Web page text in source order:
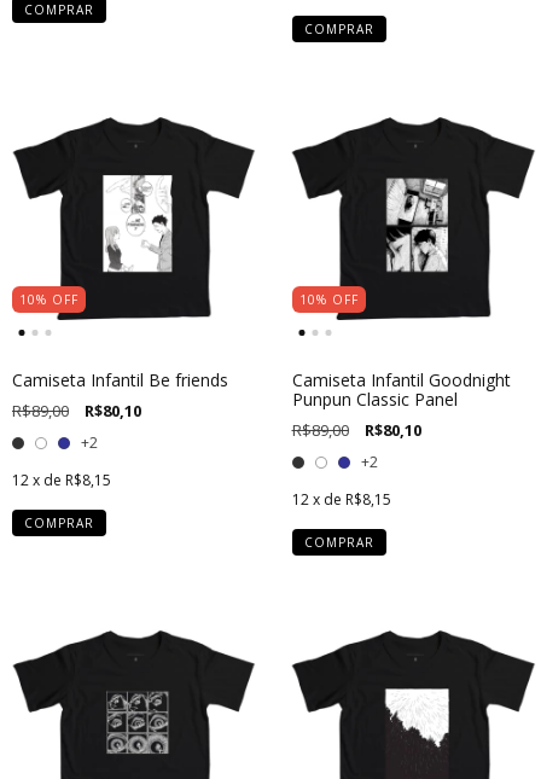
COMPRAR
COMPRAR
10% OFF
Camiseta Infantil Be friends
R$89,00 R$80,10
+2
12x de R$8,15
COMPRAR
10% OFF
Camiseta Infantil Goodnight
Punpun Classic Panel
R$89,00 R$80,10
+2
12 x de R$8,15
COMPRAR